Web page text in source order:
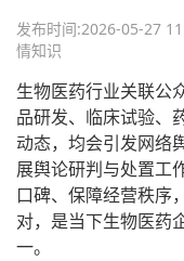
发布时间:2026-05-27
情知识
生物医药行业关联公
品研发、临床试验、
动态，均会引发网络
展舆论研判与处置工
口碑、保障经营秩序
对，是当下生物医药
一。